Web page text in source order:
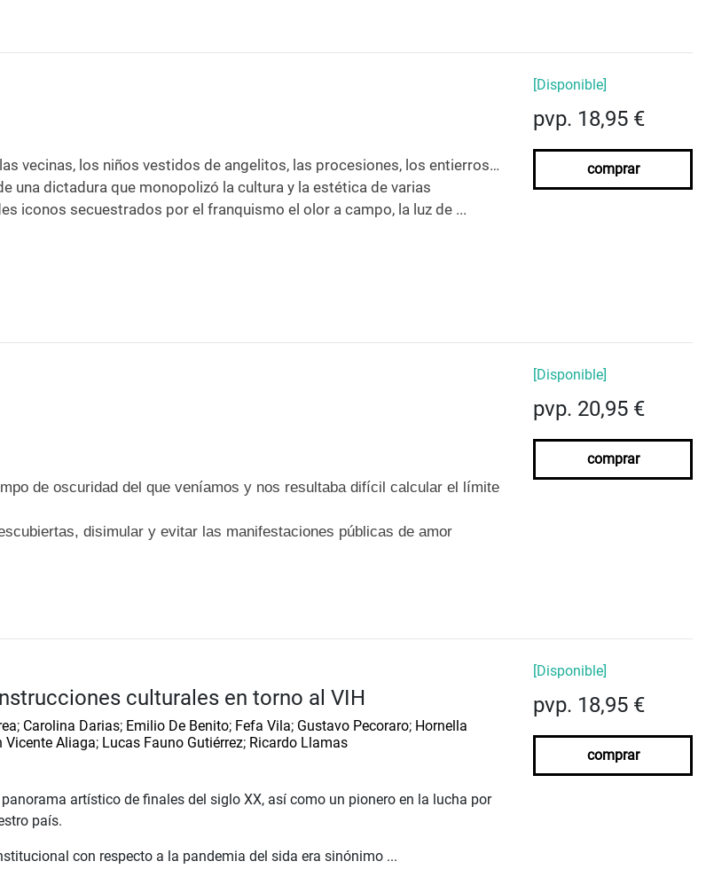
vecinas, los niños vestidos de angelitos, las procesiones, los entierros…
una dictadura que monopolizó la cultura y la estética de varias
iconos secuestrados por el franquismo el olor a campo, la luz de ...
[Disponible]
pvp. 18,95 €
comprar
de oscuridad del que veníamos y nos resultaba difícil calcular el límite
disimular y evitar las manifestaciones públicas de amor
[Disponible]
pvp. 20,95 €
comprar
culturales en torno al VIH
; Carolina Darias; Emilio De Benito; Fefa Vila; Gustavo Pecoraro; Hornella
Vicente Aliaga; Lucas Fauno Gutiérrez; Ricardo Llamas
artístico de finales del siglo XX, así como un pionero en la lucha por
país.
con respecto a la pandemia del sida era sinónimo ...
[Disponible]
pvp. 18,95 €
comprar